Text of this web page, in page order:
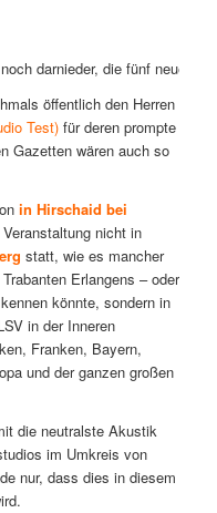
darnieder, die fünf neuen
öffentlich den Herren
Test)für deren prompte
Gazetten wären auch so
in Hirschaid bei
nicht in
statt, wie es mancher
Erlangens – oder
könnte, sondern in
in der Inneren
Franken, Bayern,
und der ganzen großen
die neutralste Akustik
im Umkreis von
nur, dass dies in diesem